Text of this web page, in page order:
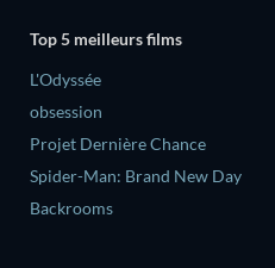
Top 5 meilleurs films
L'Odyssée
obsession
Projet Dernière Chance
Spider-Man: Brand New Day
Backrooms